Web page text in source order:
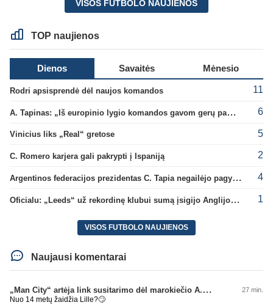
VISOS FUTBOLO NAUJIENOS
TOP naujienos
Dienos Savaitės Mėnesio
Rodri apsisprendė dėl naujos komandos 11
A. Tapinas: „Iš europinio lygio komandos gavom gerų pamokų“ 6
Vinicius liks „Real“ gretose 5
C. Romero karjera gali pakrypti į Ispaniją 2
Argentinos federacijos prezidentas C. Tapia negailėjo pagyrų G. Infantino 4
Oficialu: „Leeds“ už rekordinę klubui sumą įsigijo Anglijos rinktinės vartininką 1
VISOS FUTBOLO NAUJIENOS
Naujausi komentarai
„Man City“ artėja link susitarimo dėl marokiečio A. Bouaddi persikėlimo 27 min.
Nuo 14 metų žaidžia Lille?🙄